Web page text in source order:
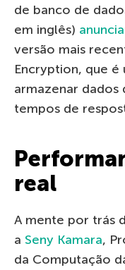
de banco de
em inglês)
versão mais
Encryption, que é
armazenar
tempos de
real
A mente por trás
a Seny Kamara,
da Computação